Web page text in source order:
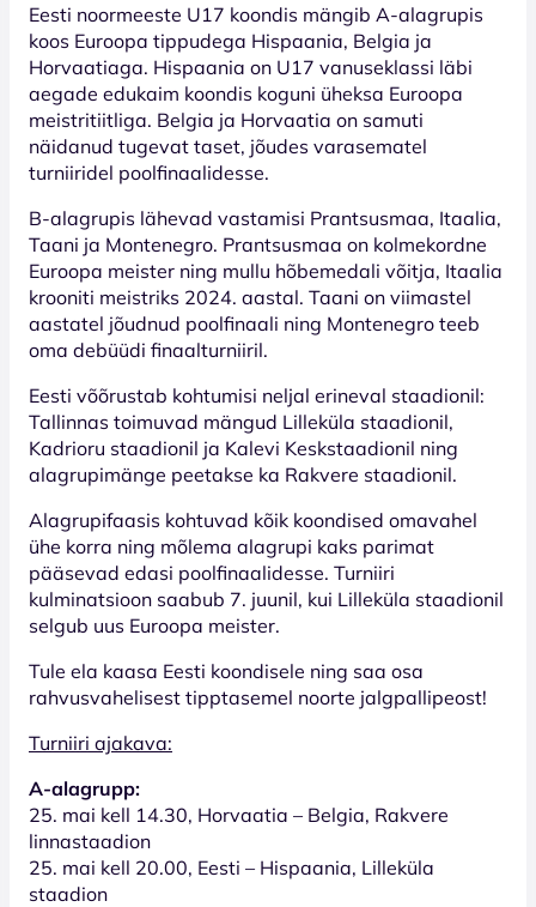
Eesti noormeeste U17 koondis mängib A-alagrupis
koos Euroopa tippudega Hispaania, Belgia ja
Horvaatiaga. Hispaania on U17 vanuseklassi läbi
aegade edukaim koondis koguni üheksa Euroopa
meistritiitliga. Belgia ja Horvaatia on samuti
näidanud tugevat taset, jõudes varasematel
turniiridel poolfinaalidesse.
B-alagrupis lähevad vastamisi Prantsusmaa, Itaalia,
Taani ja Montenegro. Prantsusmaa on kolmekordne
Euroopa meister ning mullu hõbemedali võitja, Itaalia
krooniti meistriks 2024. aastal. Taani on viimastel
aastatel jõudnud poolfinaali ning Montenegro teeb
oma debüüdi finaalturniiril.
Eesti võõrustab kohtumisi neljal erineval staadionil:
Tallinnas toimuvad mängud Lilleküla staadionil,
Kadrioru staadionil ja Kalevi Keskstaadionil ning
alagrupimänge peetakse ka Rakvere staadionil.
Alagrupifaasis kohtuvad kõik koondised omavahel
ühe korra ning mõlema alagrupi kaks parimat
pääsevad edasi poolfinaalidesse. Turniiri
kulminatsioon saabub 7. juunil, kui Lilleküla staadionil
selgub uus Euroopa meister.
Tule ela kaasa Eesti koondisele ning saa osa
rahvusvahelisest tipptasemel noorte jalgpallipeost!
Turniiri ajakava:
A-alagrupp:
25. mai kell 14.30, Horvaatia – Belgia, Rakvere
linnastaadion
25. mai kell 20.00, Eesti – Hispaania, Lilleküla
staadion